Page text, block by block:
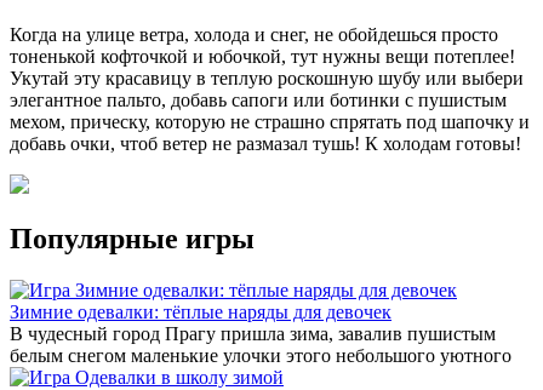
Когда на улице ветра, холода и снег, не обойдешься просто
тоненькой кофточкой и юбочкой, тут нужны вещи потеплее!
Укутай эту красавицу в теплую роскошную шубу или выбери
элегантное пальто, добавь сапоги или ботинки с пушистым
мехом, прическу, которую не страшно спрятать под шапочку и
добавь очки, чтоб ветер не размазал тушь! К холодам готовы!
Популярные игры
Зимние одевалки: тёплые наряды для девочек
В чудесный город Прагу пришла зима, завалив пушистым
белым снегом маленькие улочки этого небольшого уютного